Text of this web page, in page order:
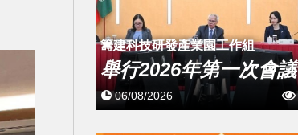
籌建科技研發產業園工作組
舉行2026年第一次會議
06/08/2026